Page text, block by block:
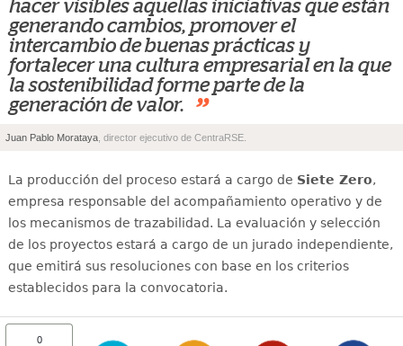
hacer visibles aquellas iniciativas que están
generando cambios, promover el
intercambio de buenas prácticas y
fortalecer una cultura empresarial en la que
la sostenibilidad forme parte de la
generación de valor.
”
Juan Pablo Morataya , director ejecutivo de CentraRSE.
La producción del proceso estará a cargo de Siete Zero,
empresa responsable del acompañamiento operativo y de
los mecanismos de trazabilidad. La evaluación y selección
de los proyectos estará a cargo de un jurado independiente,
que emitirá sus resoluciones con base en los criterios
establecidos para la convocatoria.
0